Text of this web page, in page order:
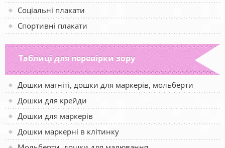
Соціальні плакати
Спортивні плакати
Таблиці для перевірки зору
Дошки магніті, дошки для маркерів, мольберти
Дошки для крейди
Дошки для маркерів
Дошки маркерні в клітинку